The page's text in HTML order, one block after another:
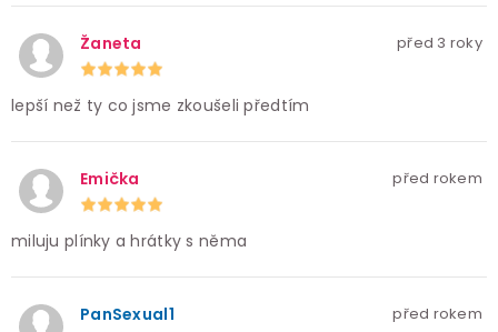
Žaneta před 3 roky
lepší než ty co jsme zkoušeli předtím
Emička před rokem
miluju plínky a hrátky s něma
PanSexual1 před rokem